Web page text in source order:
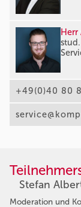
Herr
+49(0)40 80
Stefan
Moderation und